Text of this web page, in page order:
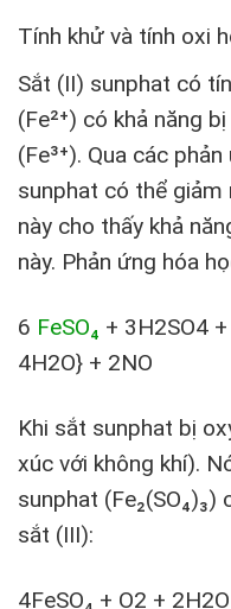
Tính khử và tính oxi
Sắt (II) sunphat có
(Fe²⁺) có khả năng
(Fe³⁺). Qua các
sunphat có thể
này cho thấy khả
này. Phản ứng hóa
6 FeSO₄ + 3H2SO4
4H2O} + 2NO
Khi sắt sunphat bị
xúc với không khí).
sunphat
sắt (III):
4FeSO₄ + O2 +